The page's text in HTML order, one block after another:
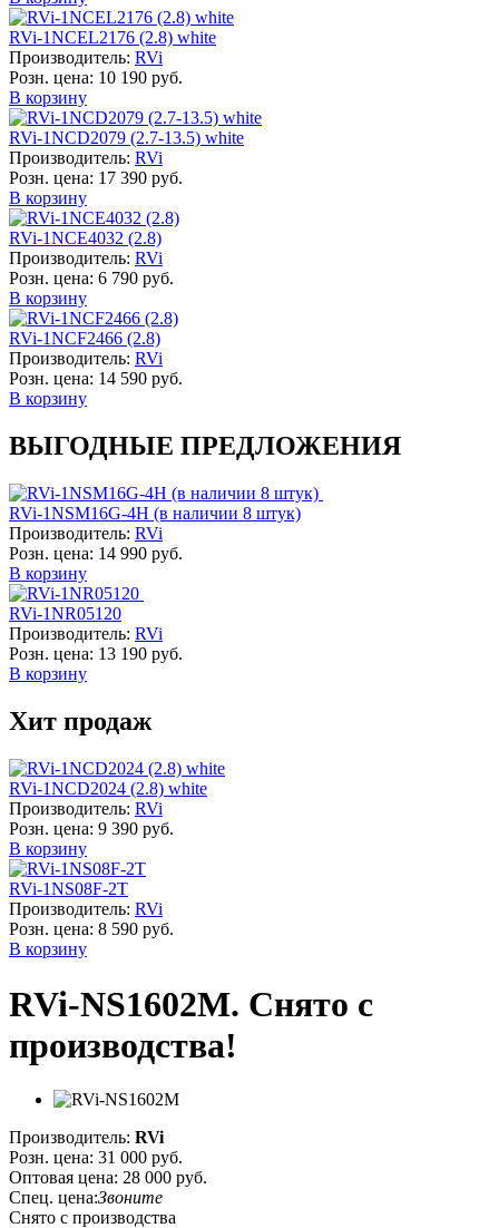
RVi-1NCEL2176 (2.8) white
Производитель: RVi
Розн. цена: 10 190 руб.
В корзину
RVi-1NCD2079 (2.7-13.5) white
Производитель: RVi
Розн. цена: 17 390 руб.
В корзину
RVi-1NCE4032 (2.8)
Производитель: RVi
Розн. цена: 6 790 руб.
В корзину
RVi-1NCF2466 (2.8)
Производитель: RVi
Розн. цена: 14 590 руб.
В корзину
ВЫГОДНЫЕ ПРЕДЛОЖЕНИЯ
RVi-1NSM16G-4H (в наличии 8 штук)
Производитель: RVi
Розн. цена: 14 990 руб.
В корзину
RVi-1NR05120
Производитель: RVi
Розн. цена: 13 190 руб.
В корзину
Хит продаж
RVi-1NCD2024 (2.8) white
Производитель: RVi
Розн. цена: 9 390 руб.
В корзину
RVi-1NS08F-2T
Производитель: RVi
Розн. цена: 8 590 руб.
В корзину
RVi-NS1602M. Cнято с
производства!
Производитель: RVi
Розн. цена: 31 000 руб.
Оптовая цена: 28 000 руб.
Спец. цена:Звоните
Снято с производства